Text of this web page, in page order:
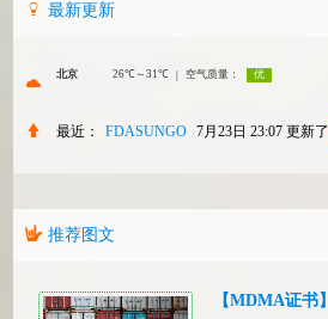
最新更新
最近： FDASUNGO 7月23日 23:07 更新了
推荐图文